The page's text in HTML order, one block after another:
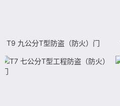
T9 九公分T型防盗（防火）门